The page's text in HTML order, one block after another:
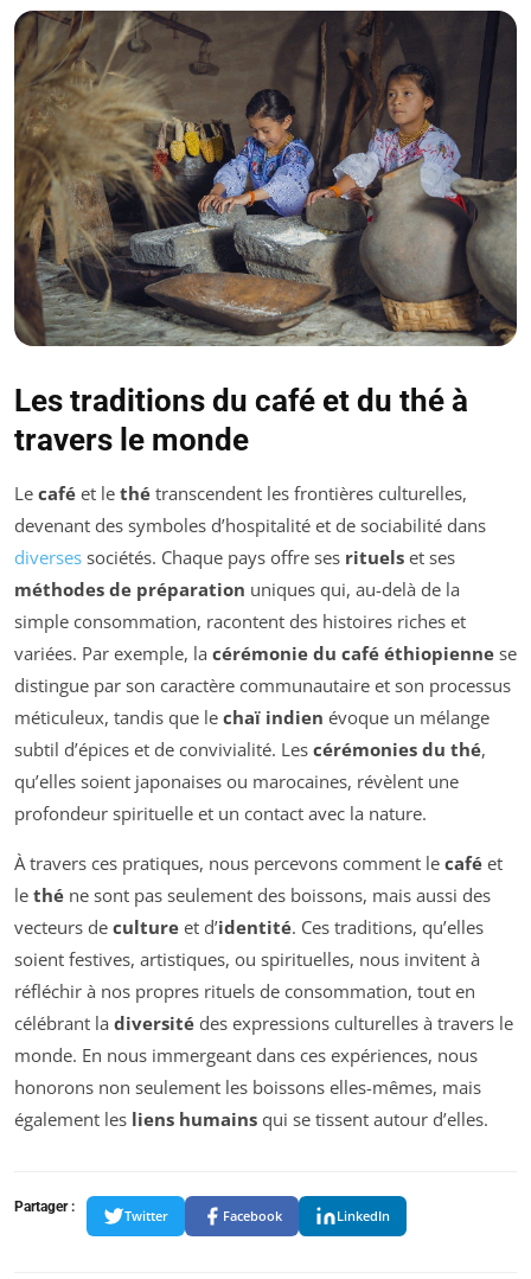
Les traditions du café et du thé à
travers le monde
Le café et le thé transcendent les frontières culturelles,
devenant des symboles d’hospitalité et de sociabilité dans
diverses sociétés. Chaque pays offre ses rituels et ses
méthodes de préparation uniques qui, au-delà de la
simple consommation, racontent des histoires riches et
variées. Par exemple, la cérémonie du café éthiopienne se
distingue par son caractère communautaire et son processus
méticuleux, tandis que le chaï indien évoque un mélange
subtil d’épices et de convivialité. Les cérémonies du thé,
qu’elles soient japonaises ou marocaines, révèlent une
profondeur spirituelle et un contact avec la nature.
À travers ces pratiques, nous percevons comment le café et
le thé ne sont pas seulement des boissons, mais aussi des
vecteurs de culture et d’identité. Ces traditions, qu’elles
soient festives, artistiques, ou spirituelles, nous invitent à
réfléchir à nos propres rituels de consommation, tout en
célébrant la diversité des expressions culturelles à travers le
monde. En nous immergeant dans ces expériences, nous
honorons non seulement les boissons elles-mêmes, mais
également les liens humains qui se tissent autour d’elles.
Partager :
Twitter Facebook LinkedIn